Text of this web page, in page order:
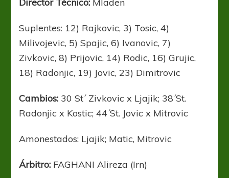
Director Técnico: Mladen
Suplentes: 12) Rajkovic, 3) Tosic, 4)
Milivojevic, 5) Spajic, 6) Ivanovic, 7)
Zivkovic, 8) Prijovic, 14) Rodic, 16) Grujic,
18) Radonjic, 19) Jovic, 23) Dimitrovic
Cambios: 30 St´ Zivkovic x Ljajik; 38´St.
Radonjic x Kostic; 44´St. Jovic x Mitrovic
Amonestados: Ljajik; Matic, Mitrovic
Árbitro: FAGHANI Alireza (Irn)